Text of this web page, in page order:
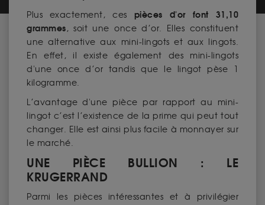
Plus exactement, ces pièces d'or font 31,10
grammes, soit une once d’or. Elles constituent
une alternative aux mini-lingots et aux lingots.
En effet, il existe également des mini-lingots
d'une once d’or tandis que le lingot pèse 1
kilogramme.
L’avantage d'une pièce par rapport au mini-
lingot c’est l’existence de la prime qui peut tout
changer. Elle est ainsi plus facile à monnayer sur
le marché.
UNE PIÈCE BULLION : LE
KRUGERRAND
Parmi les pièces intéressantes et à privilégier